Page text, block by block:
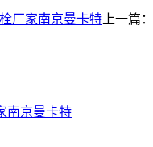
厂家南京曼卡特上一篇：
南京曼卡特